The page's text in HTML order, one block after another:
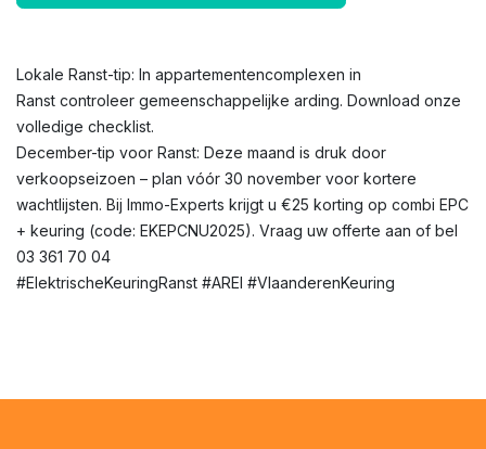
Lokale Ranst-tip: In appartementencomplexen in
Ranst controleer gemeenschappelijke arding. Download onze
volledige checklist.
December-tip voor Ranst: Deze maand is druk door
verkoopseizoen – plan vóór 30 november voor kortere
wachtlijsten. Bij Immo-Experts krijgt u €25 korting op combi EPC
+ keuring (code: EKEPCNU2025). Vraag uw offerte aan of bel
03 361 70 04
#ElektrischeKeuringRanst #AREI #VlaanderenKeuring